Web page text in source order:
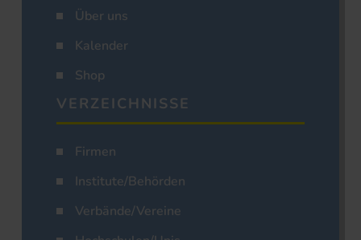
Über uns
Kalender
Shop
VERZEICHNISSE
Firmen
Institute/Behörden
Verbände/Vereine